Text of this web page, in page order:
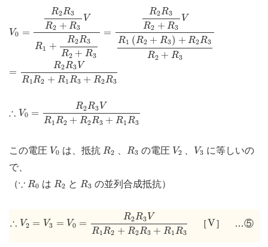
V0 =
R2R3
R2 + R3
V
R1 +
R2R3
R2 + R3
R + +R 3
=
R2R3
R2 + R3
V
R1 (R2 + R3) + R2R3
R2 + R3
+R 3V
=
R2R3 V
R1R2 + R1R3 + R2R3
1R 2+ R R
∴ V0 =
R2R3 V
R1 R2 + R2R3 + R1 R3
1R 2+ R2
この電圧 V0
V0 は、抵抗 R2
R2 R3
R3 の電圧 V2
V2 V3
V3 に等しいの
で、
（∵
∵ R0
R0 は R2
R2 と R3
R3 の並列合成抵抗）
∴ V2 = V3 = V0
∴ V2 3= =
R2R3 V
R1R2 + R2R3 + R1R3
1R 2+R
［V
V ］ …⑤